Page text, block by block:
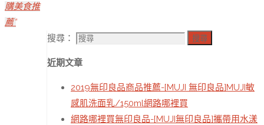
購美食推
薦"
搜尋：
搜尋
近期文章
2019無印良品商品推薦-[MUJI 無印良品]MUJI敏
感肌洗面乳/150ml網路哪裡買
網路哪裡買無印良品-[MUJI無印良品]攜帶用水漾